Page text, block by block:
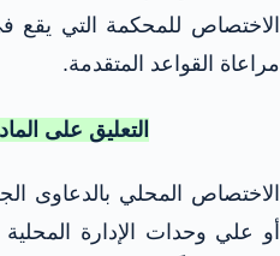
الاختصاص للمحكمة التي يقع
مراعاة القواعد المتقدمة.
التعليق على المادة 51
الاختصاص المحلي بالدعاوى
أو علي وحدات الإدارة